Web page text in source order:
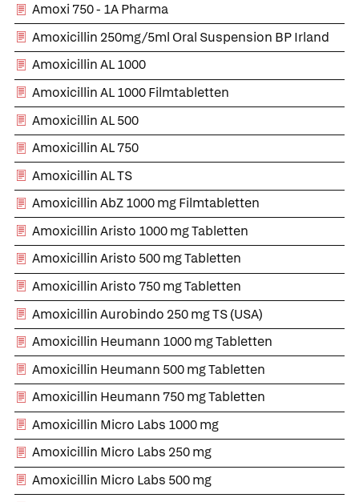
Amoxi 750 - 1A Pharma
Amoxicillin 250mg/5ml Oral Suspension BP Irland
Amoxicillin AL 1000
Amoxicillin AL 1000 Filmtabletten
Amoxicillin AL 500
Amoxicillin AL 750
Amoxicillin AL TS
Amoxicillin AbZ 1000 mg Filmtabletten
Amoxicillin Aristo 1000 mg Tabletten
Amoxicillin Aristo 500 mg Tabletten
Amoxicillin Aristo 750 mg Tabletten
Amoxicillin Aurobindo 250 mg TS (USA)
Amoxicillin Heumann 1000 mg Tabletten
Amoxicillin Heumann 500 mg Tabletten
Amoxicillin Heumann 750 mg Tabletten
Amoxicillin Micro Labs 1000 mg
Amoxicillin Micro Labs 250 mg
Amoxicillin Micro Labs 500 mg